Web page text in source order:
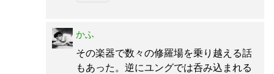
かふ
その楽器で数々の修羅場を乗り越える話
もあった。逆にユングでは呑み込まれる